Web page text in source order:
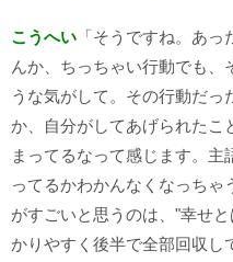
こうへい 「そうですね。あ
んか、ちっちゃい行動でも、
うな気がして。その行動だっ
か、自分がしてあげられたこ
まってるなって感じます。
ってるかわかんなくなっち
がすごいと思うのは、"幸せ
かりやすく後半で全部回収し